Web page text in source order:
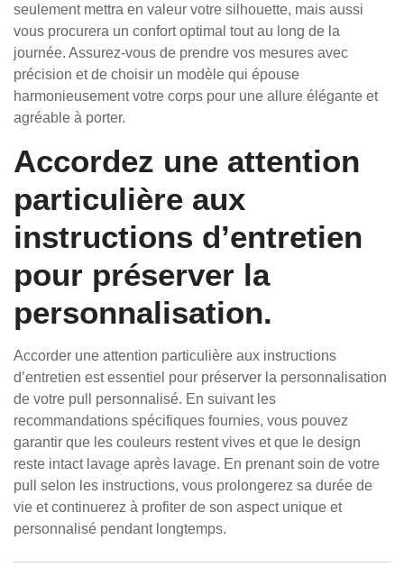
seulement mettra en valeur votre silhouette, mais aussi
vous procurera un confort optimal tout au long de la
journée. Assurez-vous de prendre vos mesures avec
précision et de choisir un modèle qui épouse
harmonieusement votre corps pour une allure élégante et
agréable à porter.
Accordez une attention
particulière aux
instructions d’entretien
pour préserver la
personnalisation.
Accorder une attention particulière aux instructions
d’entretien est essentiel pour préserver la personnalisation
de votre pull personnalisé. En suivant les
recommandations spécifiques fournies, vous pouvez
garantir que les couleurs restent vives et que le design
reste intact lavage après lavage. En prenant soin de votre
pull selon les instructions, vous prolongerez sa durée de
vie et continuerez à profiter de son aspect unique et
personnalisé pendant longtemps.